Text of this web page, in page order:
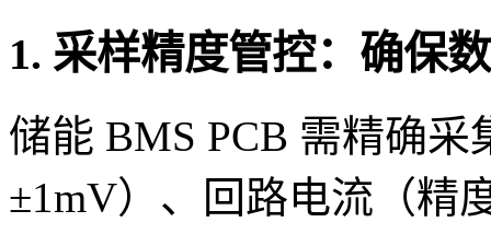
1. 采样精度管控：确保
储能 BMS PCB 需精确
±1mV）、回路电流（精